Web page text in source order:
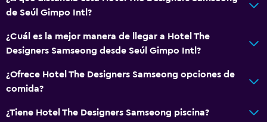
Espacio de almacenamiento
de Seúl Gimpo Intl?
¿Cuál es la mejor manera de llegar a Hotel The
Designers Samseong desde Seúl Gimpo Intl?
¿Ofrece Hotel The Designers Samseong opciones de
comida?
¿Tiene Hotel The Designers Samseong piscina?